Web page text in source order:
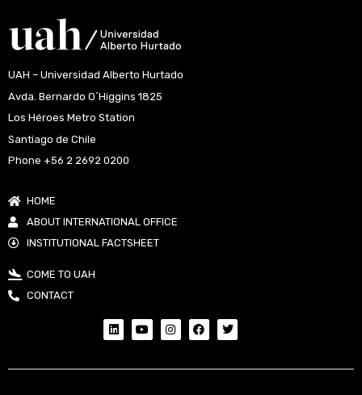
UAH – Universidad Alberto Hurtado
Avda. Bernardo O´Higgins 1825
Los Héroes Metro Station
Santiago de Chile
Phone +56 2 2692 0200
HOME
ABOUT INTERNATIONAL OFFICE
INSTITUTIONAL FACTSHEET
COME TO UAH
CONTACT